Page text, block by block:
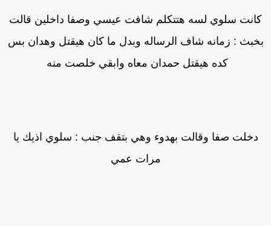
سلوي لسه هتتكلم شافت عيسي وصفا داخلين قالت
: زمانه شاف الرساله وبدل ما كان هيقتل وهدان بس
كده هيقتل حمدان معاه وابقي خلصت منه
دخلت صفا وقالت بهدوء وهي بتقف جنب : سلوي اذيك يا
مرات عمي